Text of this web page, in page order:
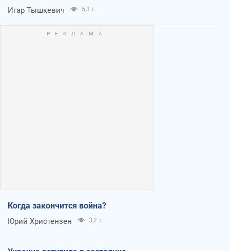
Игар Тышкевич 5,3 т.
Когда закончится война?
Юрий Христензен 3,2 т.